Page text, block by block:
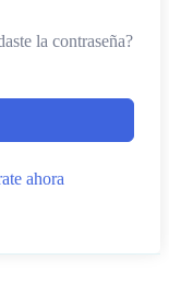
la contraseña?
ahora